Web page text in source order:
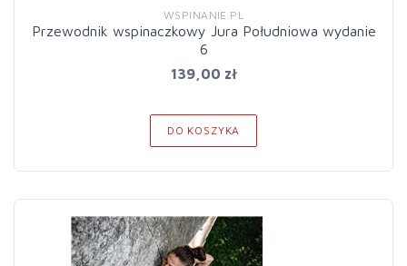
WSPINANIE.PL
Przewodnik wspinaczkowy Jura Południowa wydanie
6
139,00 zł
DO KOSZYKA